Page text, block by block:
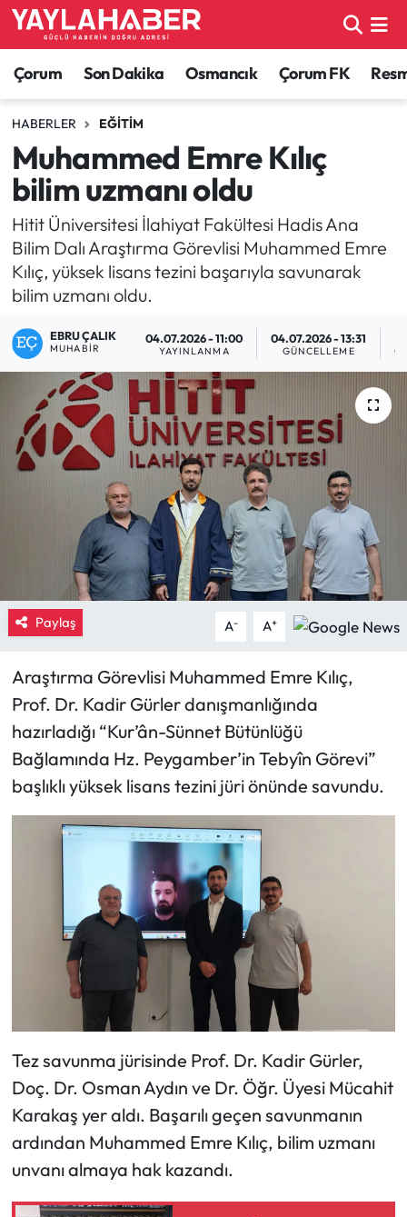
Çorum Son Dakika Osmancık Çorum FK
HABERLER EĞITIM
Muhammed Emre Kılıç
bilim uzmanı oldu
Hitit Üniversitesi İlahiyat Fakültesi Hadis Ana
Bilim Dalı Araştırma Görevlisi Muhammed Emre
Kılıç, yüksek lisans tezini başarıyla savunarak
bilim uzmanı oldu.
EBRU ÇALIK
MUHABIR
04.07.2026 - 11:00
YAYINLANMA
04.07.2026 - 13:31
GÜNCELLEME
Paylaş A- A+
Araştırma Görevlisi Muhammed Emre Kılıç,
Prof. Dr. Kadir Gürler danışmanlığında
hazırladığı “Kur’ân-Sünnet Bütünlüğü
Bağlamında Hz. Peygamber’in Tebyîn Görevi”
başlıklı yüksek lisans tezini jüri önünde savundu.
Tez savunma jürisinde Prof. Dr. Kadir Gürler,
Doç. Dr. Osman Aydın ve Dr. Öğr. Üyesi Mücahit
Karakaş yer aldı. Başarılı geçen savunmanın
ardından Muhammed Emre Kılıç, bilim uzmanı
unvanı almaya hak kazandı.
Alaca Haberleri
Bayat Haberleri
Bilgi - Keşfet Haberleri
Bilim ve Teknoloji
Boğazkale Haberleri
Çorum Haberleri
Çorum Son Dakika Haberleri
Dodurga Haberleri
Eğitim
Ekonomi
Güncel
İskilip Haberleri
Kargı Haberleri
Kimdir?
Kültür Sanat
Laçin Haberleri
Mecitözü Haberleri
Oğuzlar Haberleri
Ortaköy Haberleri
Osmancık Haberleri
Resmi İlan
Resmi Reklam
Sağlık
Çorum Nöbetçi Eczaneler
Çorum Hava Durumu
Çorum Namaz Vakitleri
Çorum Trafik Yoğunluk Haritası
TFF 1.Lig Puan Durumu ve Fikstür
Tüm Manşetler
Son Dakika Haberleri
Haber Arşivi